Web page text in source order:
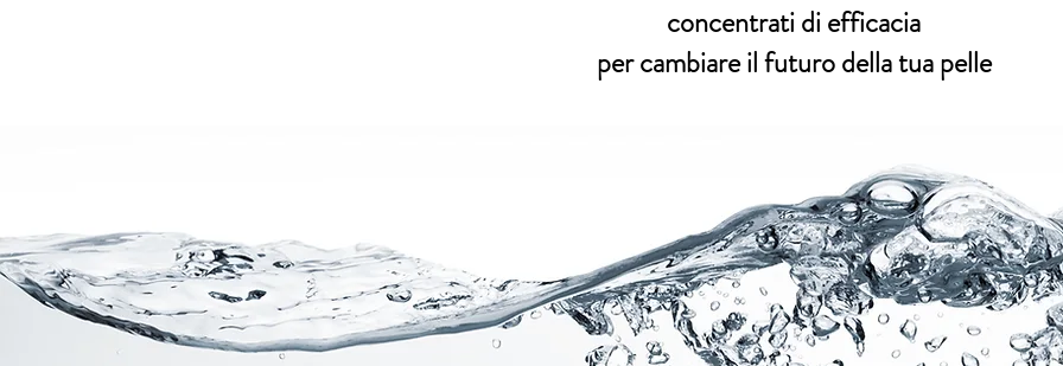
concentrati di efficacia
per cambiare il futuro della tua pelle